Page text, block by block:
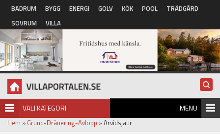
Hoppa till huvudinnehåll
BADRUM BYGG ENERGI GOLV KÖK POOL
TRÄDGÅRD
SOVRUM
VILLA
VÄLJ KATEGORI MENU
Hem » Grund-Dränering-Avlopp » Arvidsjaur